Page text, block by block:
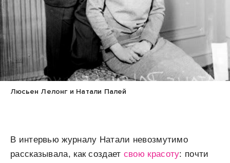
Люсьен Лелонг и Натали Палей
В интервью журналу Натали невозмутимо
рассказывала, как создает свою красоту: почти